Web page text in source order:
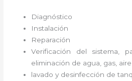
Diagnóstico
Instalación
Reparación
Verificación del sistema,
eliminación de agua, gas,
lavado y desinfección de